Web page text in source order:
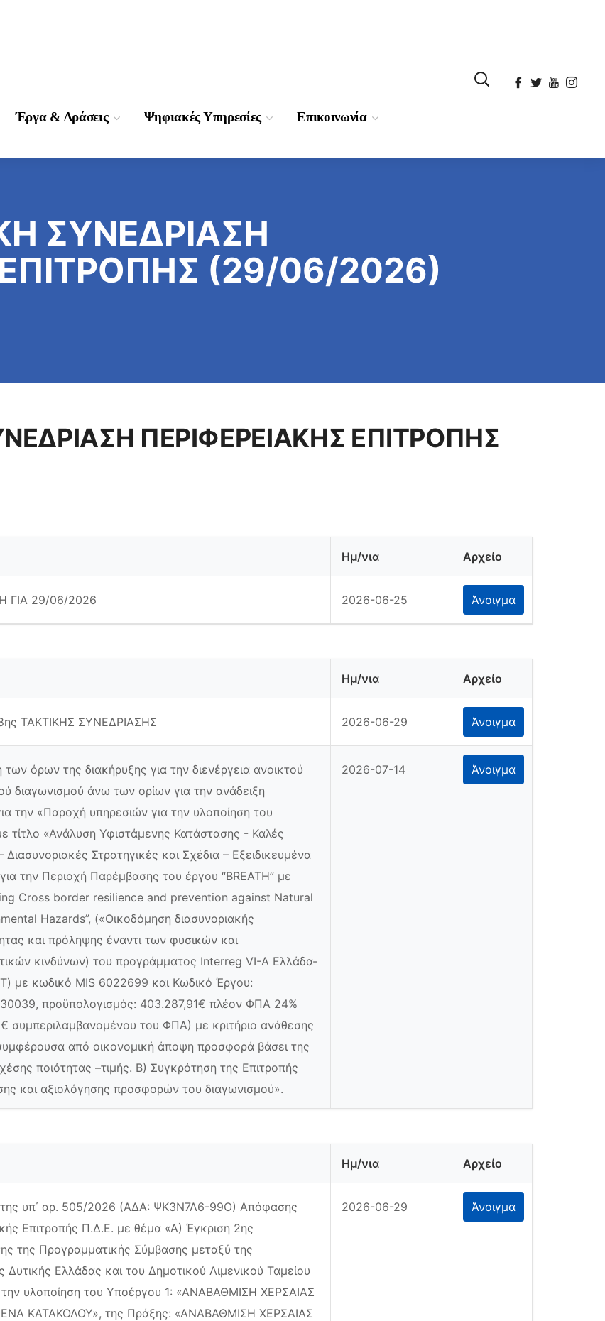
Έργα & Δράσεις Ψηφιακές Υπηρεσίες Επικοινωνία
ΣΥΝΕΔΡΙΑΣΗ
(29/06/2026)
ΠΕΡΙΦΕΡΕΙΑΚΗΣ ΕΠΙΤΡΟΠΗΣ
Ημ/νια Αρχείο
ΓΙΑ 29/06/2026 2026-06-25 Άνοιγμα
Ημ/νια Αρχείο
ΤΑΚΤΙΚΗΣ ΣΥΝΕΔΡΙΑΣΗΣ 2026-06-29 Άνοιγμα
των όρων της διακήρυξης για την διενέργεια ανοικτού
διαγωνισμού άνω των ορίων για την ανάδειξη
την «Παροχή υπηρεσιών για την υλοποίηση του
τίτλο «Ανάλυση Υφιστάμενης Κατάστασης - Καλές
Διασυνοριακές Στρατηγικές και Σχέδια – Εξειδικευμένα
την Περιοχή Παρέμβασης του έργου “BREATH” με
Cross border resilience and prevention against Natural
Hazards”, («Οικοδόμηση διασυνοριακής
και πρόληψης έναντι των φυσικών και
κινδύνων) του προγράμματος Interreg VI-A Ελλάδα-
IT) με κωδικό MIS 6022699 και Κωδικό Έργου:
προϋπολογισμός: 403.287,91€ πλέον ΦΠΑ 24%
συμπεριλαμβανομένου του ΦΠΑ) με κριτήριο ανάθεσης
από οικονομική άποψη προσφορά βάσει της
ποιότητας –τιμής. Β) Συγκρότηση της Επιτροπής
και αξιολόγησης προσφορών του διαγωνισμού».
2026-07-14 Άνοιγμα
Ημ/νια Αρχείο
υπ΄ αρ. 505/2026 (ΑΔΑ: ΨΚ3Ν7Λ6-99Ο) Απόφασης
Επιτροπής Π.Δ.Ε. με θέμα «Α) Έγκριση 2ης
της Προγραμματικής Σύμβασης μεταξύ της
Δυτικής Ελλάδας και του Δημοτικού Λιμενικού Ταμείου
την υλοποίηση του Υποέργου 1: «ΑΝΑΒΑΘΜΙΣΗ ΧΕΡΣΑΙΑΣ
ΚΑΤΑΚΟΛΟΥ», της Πράξης: «ΑΝΑΒΑΘΜΙΣΗ ΧΕΡΣΑΙΑΣ
2026-06-29 Άνοιγμα